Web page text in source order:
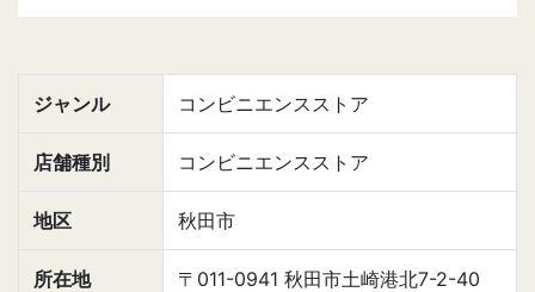
ジャンル コンビニエンスストア
店舗種別 コンビニエンスストア
地区 秋田市
所在地 〒011-0941 秋田市土崎港北7-2-40